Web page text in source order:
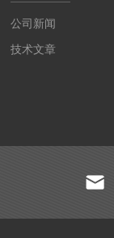
公司新闻
技术文章